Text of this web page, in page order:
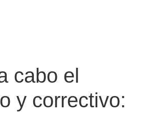
cabo el
y correctivo: